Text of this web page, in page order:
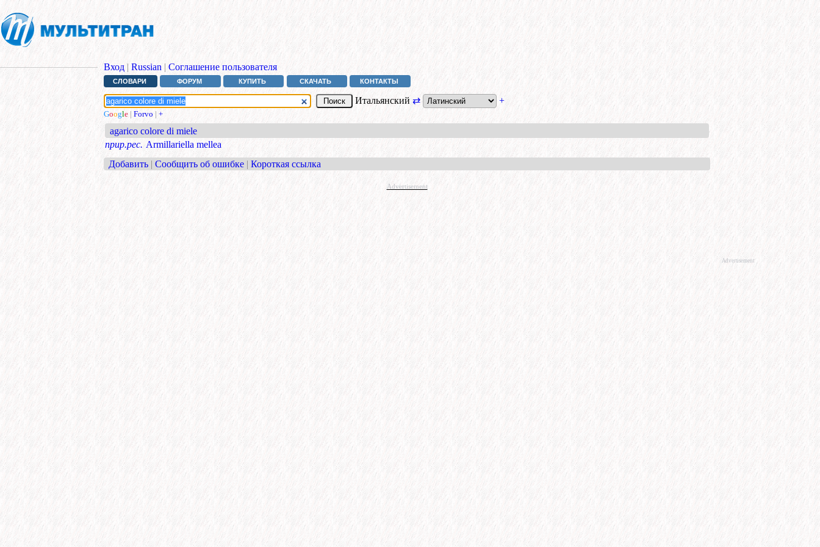
Вход | Russian | Соглашение пользователя
СЛОВАРИ ФОРУМ КУПИТЬ СКАЧАТЬ КОНТАКТЫ
Итальянский ⇄ +
Google | Forvo | +
agarico colore di miele
прир.рес. Armillariella mellea
Добавить | Сообщить об ошибке | Короткая ссылка
Advertisement
Advertisement